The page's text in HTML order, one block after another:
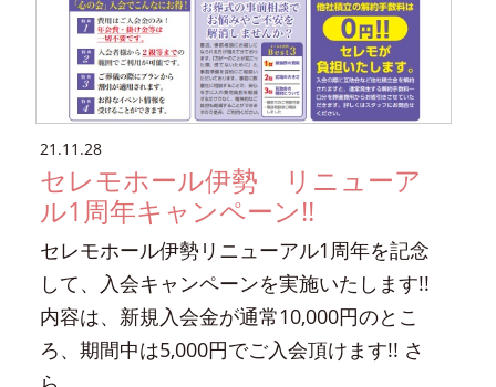
21.11.28
セレモホール伊勢 リニューア
ル1周年キャンペーン!!
セレモホール伊勢リニューアル1周年を記念
して、入会キャンペーンを実施いたします!!
内容は、新規入会金が通常10,000円のとこ
ろ、期間中は5,000円でご入会頂けます!! さ